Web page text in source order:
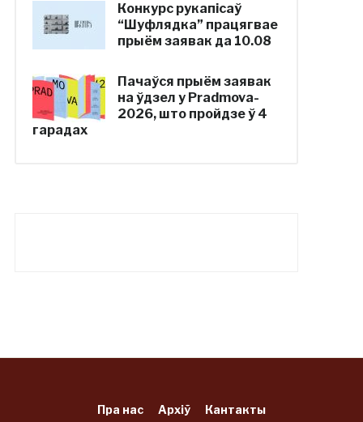
Конкурс рукапісаў
“Шуфлядка” працягвае
прыём заявак да 10.08
Пачаўся прыём заявак
на ўдзел у Pradmova-
2026, што пройдзе ў 4
гарадах
Пра нас Архіў Кантакты